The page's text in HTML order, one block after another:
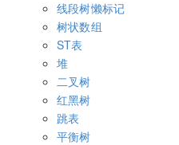
线段树懒标记
树状数组
ST表
堆
二叉树
红黑树
跳表
平衡树